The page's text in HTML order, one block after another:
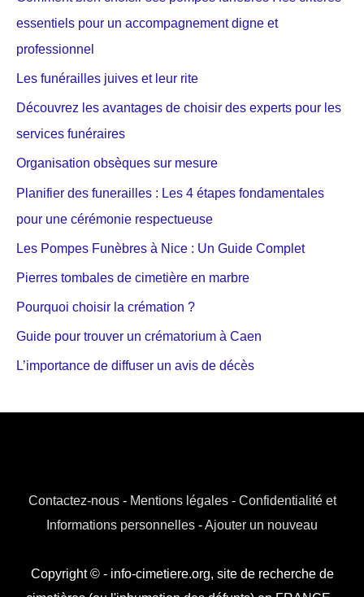
essentiels pour un accompagnement digne et
professionnel
Les funérailles juives et leur rite
Découvrez les avantages de choisir des experts pour les
services funéraires
Organisation obsèques sur mesure
Planifier des funerailles : Les 4 étapes fondamentales
pour une cérémonie respectueuse
Les Pompes Funèbres à Nice : Un Guide Complet
Pierres tombales de cimetière en marbre
Pourquoi choisir la crémation ?
Guide pour trouver un crématorium à Caen
L’importance de diffuser un avis de décès
Contactez-nous- Mentions légales- Confidentialité et
Informations personnelles -Ajouter un nouveau
Copyright © - info-cimetiere.org, site de recherche de